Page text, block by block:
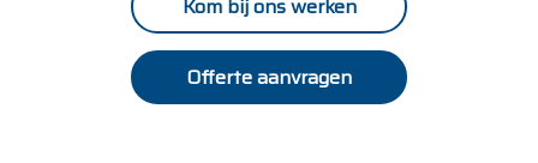
Kom bij ons werken
Offerte aanvragen